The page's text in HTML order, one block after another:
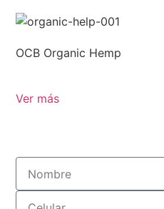
OCB Organic Hemp
Ver más